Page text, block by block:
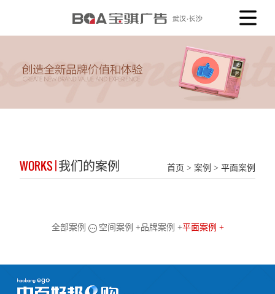
WORKS |我们的案例 首页 > 案例 > 平面案例
全部案例 空间案例 +品牌案例 +平面案例 +